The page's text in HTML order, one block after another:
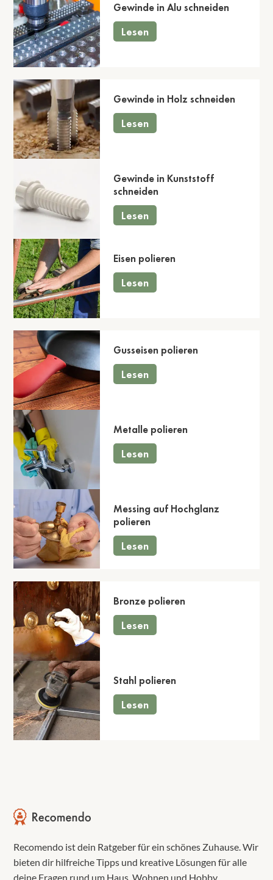
Gewinde in Alu schneiden
Lesen
Gewinde in Holz schneiden
Lesen
Gewinde in Kunststoff
schneiden
Lesen
Eisen polieren
Lesen
Gusseisen polieren
Lesen
Metalle polieren
Lesen
Messing auf Hochglanz
polieren
Lesen
Bronze polieren
Lesen
Stahl polieren
Lesen
Recomendo ist dein Ratgeber für ein schönes Zuhause. Wir
bieten dir hilfreiche Tipps und kreative Lösungen für alle
deine Fragen rund um Haus, Wohnen und Hobby.